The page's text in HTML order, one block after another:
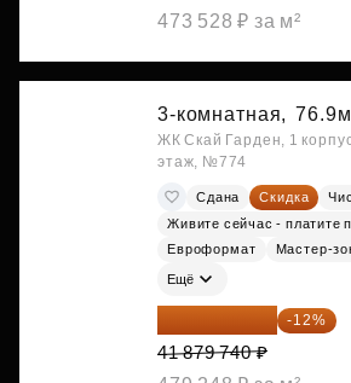
473 528 ₽ за м²
3-комнатная,
ЖК Скай Гарден, 1
этаж, №774
Сдана Скидка
Живите сейчас - платите
Евроформат
Мастер-
Ещё
36 854 171 ₽ -12%
41 879 740 ₽